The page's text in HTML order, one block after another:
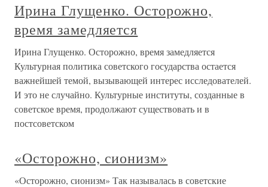
Ирина Глущенко. Осторожно,
время замедляется
Ирина Глущенко. Осторожно, время замедляется
Культурная политика советского государства остается
важнейшей темой, вызывающей интерес исследователей.
И это не случайно. Культурные институты, созданные в
советское время, продолжают существовать и в
постсоветском
«Осторожно, сионизм»
«Осторожно, сионизм» Так называлась в советские